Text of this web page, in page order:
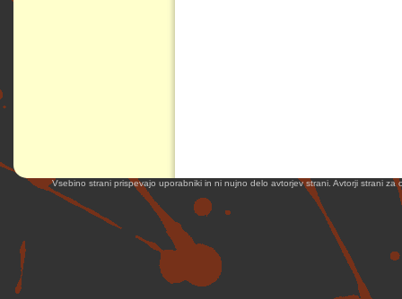
Vsebino strani prispevajo uporabniki in ni nujno delo avtorjev strani. Avtorji strani